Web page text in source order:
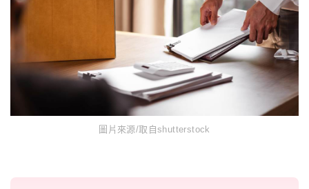
圖片來源/取自shutterstock